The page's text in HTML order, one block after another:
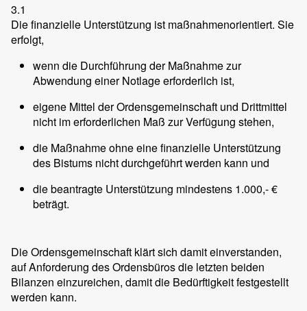
3.1
Die finanzielle Unterstützung ist maßnahmenorientiert. Sie
erfolgt,
wenn die Durchführung der Maßnahme zur
Abwendung einer Notlage erforderlich ist,
eigene Mittel der Ordensgemeinschaft und Drittmittel
nicht im erforderlichen Maß zur Verfügung stehen,
die Maßnahme ohne eine finanzielle Unterstützung
des Bistums nicht durchgeführt werden kann und
die beantragte Unterstützung mindestens 1.000,- €
beträgt.
Die Ordensgemeinschaft klärt sich damit einverstanden,
auf Anforderung des Ordensbüros die letzten beiden
Bilanzen einzureichen, damit die Bedürftigkeit festgestellt
werden kann.